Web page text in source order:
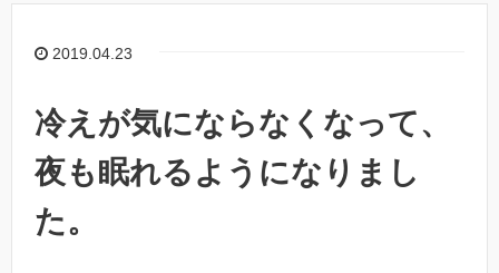
2019.04.23
冷えが気にならなくなって、
夜も眠れるようになりまし
た。